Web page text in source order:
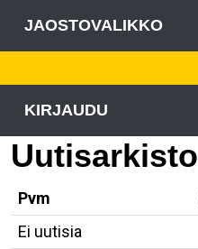
JAOSTOVALIKKO
KIRJAUDU
Uutisarkisto
Pvm
Ei uutisia